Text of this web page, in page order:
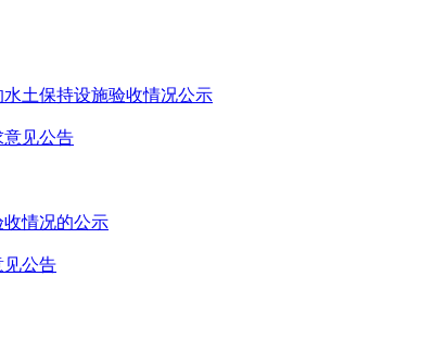
土保持设施验收情况公示
意见公告
情况的公示
见公告